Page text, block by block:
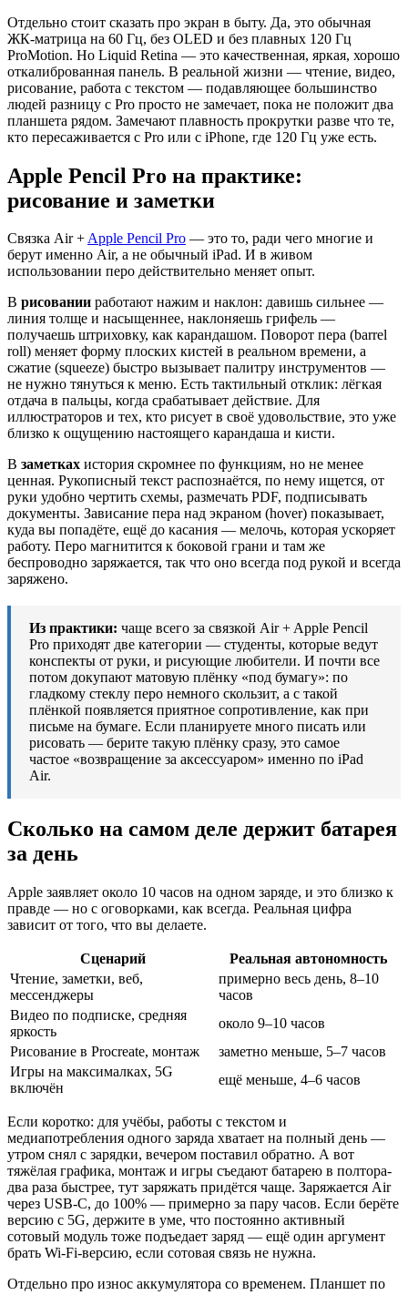
Отдельно стоит сказать про экран в быту. Да, это обычная
ЖК-матрица на 60 Гц, без OLED и без плавных 120 Гц
ProMotion. Но Liquid Retina — это качественная, яркая, хорошо
откалиброванная панель. В реальной жизни — чтение, видео,
рисование, работа с текстом — подавляющее большинство
людей разницу с Pro просто не замечает, пока не положит два
планшета рядом. Замечают плавность прокрутки разве что те,
кто пересаживается с Pro или с iPhone, где 120 Гц уже есть.
Apple Pencil Pro на практике:
рисование и заметки
Связка Air +Apple Pencil Pro — это то, ради чего многие и
берут именно Air, а не обычный iPad. И в живом
использовании перо действительно меняет опыт.
В рисовании работают нажим и наклон: давишь сильнее —
линия толще и насыщеннее, наклоняешь грифель —
получаешь штриховку, как карандашом. Поворот пера (barrel
roll) меняет форму плоских кистей в реальном времени, а
сжатие (squeeze) быстро вызывает палитру инструментов —
не нужно тянуться к меню. Есть тактильный отклик: лёгкая
отдача в пальцы, когда срабатывает действие. Для
иллюстраторов и тех, кто рисует в своё удовольствие, это уже
близко к ощущению настоящего карандаша и кисти.
В заметках история скромнее по функциям, но не менее
ценная. Рукописный текст распознаётся, по нему ищется, от
руки удобно чертить схемы, размечать PDF, подписывать
документы. Зависание пера над экраном (hover) показывает,
куда вы попадёте, ещё до касания — мелочь, которая ускоряет
работу. Перо магнитится к боковой грани и там же
беспроводно заряжается, так что оно всегда под рукой и всегда
заряжено.
Из практики: чаще всего за связкой Air + Apple Pencil
Pro приходят две категории — студенты, которые ведут
конспекты от руки, и рисующие любители. И почти все
потом докупают матовую плёнку «под бумагу»: по
гладкому стеклу перо немного скользит, а с такой
плёнкой появляется приятное сопротивление, как при
письме на бумаге. Если планируете много писать или
рисовать — берите такую плёнку сразу, это самое
частое «возвращение за аксессуаром» именно по iPad
Air.
Сколько на самом деле держит батарея
за день
Apple заявляет около 10 часов на одном заряде, и это близко к
правде — но с оговорками, как всегда. Реальная цифра
зависит от того, что вы делаете.
Сценарий
Реальная автономность
Чтение, заметки, веб,
мессенджеры
примерно весь день, 8–10
часов
Видео по подписке, средняя
яркость
около 9–10 часов
Рисование в Procreate, монтаж
заметно меньше, 5–7 часов
Игры на максималках, 5G
включён
ещё меньше, 4–6 часов
Если коротко: для учёбы, работы с текстом и
медиапотребления одного заряда хватает на полный день —
утром снял с зарядки, вечером поставил обратно. А вот
тяжёлая графика, монтаж и игры съедают батарею в полтора-
два раза быстрее, тут заряжать придётся чаще. Заряжается Air
через USB-C, до 100% — примерно за пару часов. Если берёте
версию с 5G, держите в уме, что постоянно активный
сотовый модуль тоже подъедает заряд — ещё один аргумент
брать Wi-Fi-версию, если сотовая связь не нужна.
Отдельно про износ аккумулятора со временем. Планшет по